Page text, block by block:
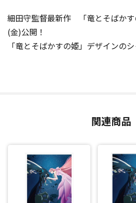
細田守監督最新作 「竜とそばかす
(金)公開！
「竜とそばかすの姫」デザインのシ
関連商品